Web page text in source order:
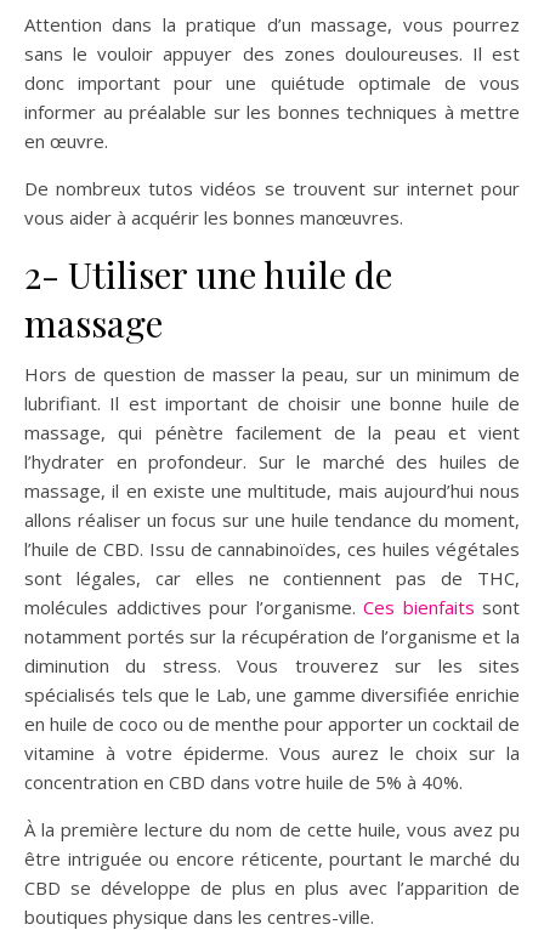
Attention dans la pratique d’un massage, vous pourrez
sans le vouloir appuyer des zones douloureuses. Il est
donc important pour une quiétude optimale de vous
informer au préalable sur les bonnes techniques à mettre
en œuvre.
De nombreux tutos vidéos se trouvent sur internet pour
vous aider à acquérir les bonnes manœuvres.
2- Utiliser une huile de
massage
Hors de question de masser la peau, sur un minimum de
lubrifiant. Il est important de choisir une bonne huile de
massage, qui pénètre facilement de la peau et vient
l’hydrater en profondeur. Sur le marché des huiles de
massage, il en existe une multitude, mais aujourd’hui nous
allons réaliser un focus sur une huile tendance du moment,
l’huile de CBD. Issu de cannabinoïdes, ces huiles végétales
sont légales, car elles ne contiennent pas de THC,
molécules addictives pour l’organisme. Ces bienfaits sont
notamment portés sur la récupération de l’organisme et la
diminution du stress. Vous trouverez sur les sites
spécialisés tels que le Lab, une gamme diversifiée enrichie
en huile de coco ou de menthe pour apporter un cocktail de
vitamine à votre épiderme. Vous aurez le choix sur la
concentration en CBD dans votre huile de 5% à 40%.
À la première lecture du nom de cette huile, vous avez pu
être intriguée ou encore réticente, pourtant le marché du
CBD se développe de plus en plus avec l’apparition de
boutiques physique dans les centres-ville.